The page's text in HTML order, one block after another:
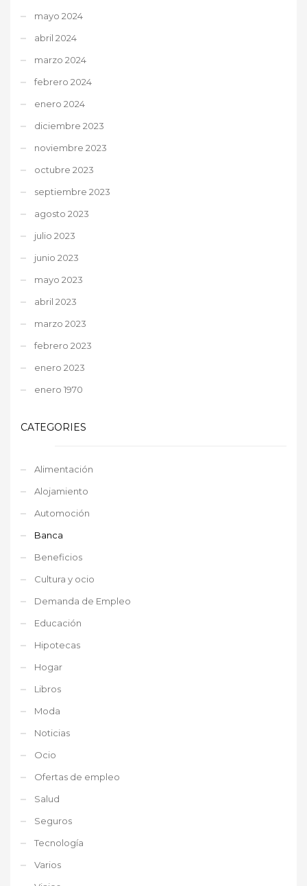
mayo 2024
abril 2024
marzo 2024
febrero 2024
enero 2024
diciembre 2023
noviembre 2023
octubre 2023
septiembre 2023
agosto 2023
julio 2023
junio 2023
mayo 2023
abril 2023
marzo 2023
febrero 2023
enero 2023
enero 1970
CATEGORIES
Alimentación
Alojamiento
Automoción
Banca
Beneficios
Cultura y ocio
Demanda de Empleo
Educación
Hipotecas
Hogar
Libros
Moda
Noticias
Ocio
Ofertas de empleo
Salud
Seguros
Tecnología
Varios